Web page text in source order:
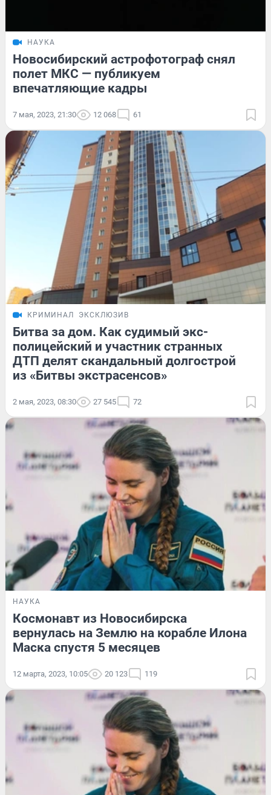
НАУКА
Новосибирский астрофотограф снял
полет МКС — публикуем
впечатляющие кадры
7 мая, 2023, 21:30 12 068 61
КРИМИНАЛ ЭКСКЛЮЗИВ
Битва за дом. Как судимый экс-
полицейский и участник странных
ДТП делят скандальный долгострой
из «Битвы экстрасенсов»
2 мая, 2023, 08:30 27 545 72
НАУКА
Космонавт из Новосибирска
вернулась на Землю на корабле Илона
Маска спустя 5 месяцев
12 марта, 2023, 10:05 20 123 119